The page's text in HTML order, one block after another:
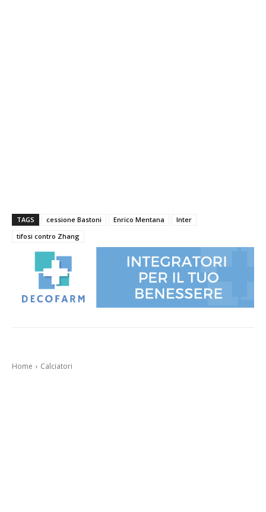
TAGS cessione Bastoni Enrico Mentana
Inter
tifosi contro Zhang